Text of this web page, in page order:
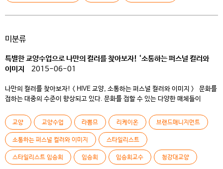
미분류
특별한 교양수업으로 나만의 컬러를 찾아보자! ‘소통하는 퍼스널 컬러와
이미지
2015-06-01
나만의 컬러를 찾아보자! < HIVE 교양, 소통하는 퍼스널 컬러와 이미지 > 문화를
접하는 대중의 수준이 향상되고 있다. 문화를 접할 수 있는 다양한 매체들이
감각은 시각이다. 시각이라고 하면 형태적인 부분을 떠올리기 쉽다. 하지만 형태
못지않게 확실한 효과를 끌어내는 것은 컬러(color)이다. 문화 대중화가
일어나면서 […]
교양 교양수업 라뽐므 리케이온 브랜드매니지먼트
소통하는 퍼스널 컬러와 이미지 스타일리스트
스타일리스트 임승희 임승희 임승희교수 청강대교양